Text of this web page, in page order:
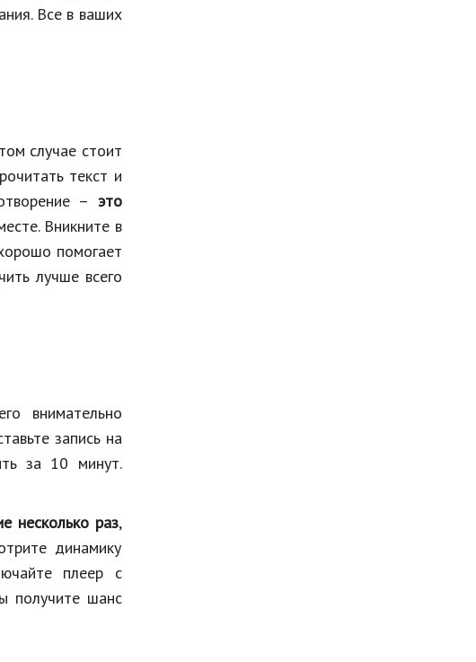
Все в ваших
случае стоит
текст и
– это
Вникните в
помогает
лучше всего
внимательно
запись на
за 10 минут.
несколько раз,
динамику
плеер с
получите шанс